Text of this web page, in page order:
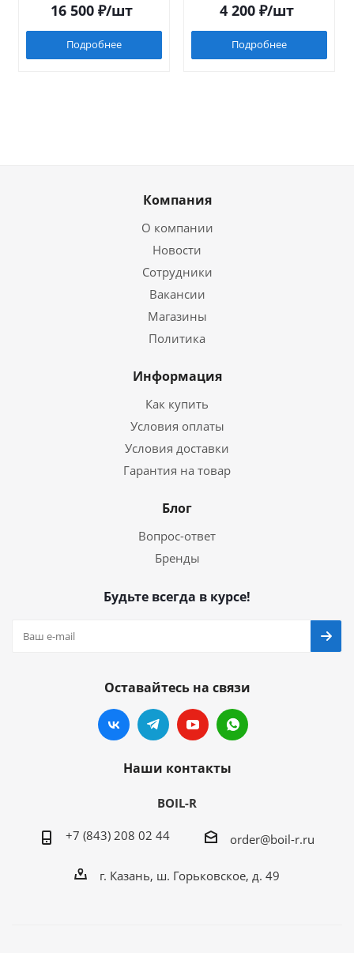
16 500₽/шт
Подробнее
4 200₽/шт
Подробнее
Компания
О компании
Новости
Сотрудники
Вакансии
Магазины
Политика
Информация
Как купить
Условия оплаты
Условия доставки
Гарантия на товар
Блог
Вопрос-ответ
Бренды
Будьте всегда в курсе!
Оставайтесь на связи
Наши контакты
BOIL-R
+7 (843) 208 02 44 order@boil-r.ru
г. Казань, ш. Горьковское, д. 49